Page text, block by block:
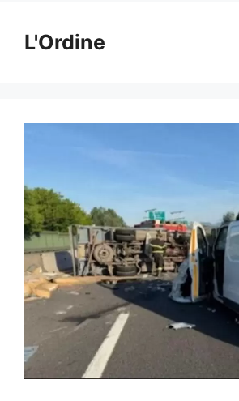
contenuto
L'Ordine